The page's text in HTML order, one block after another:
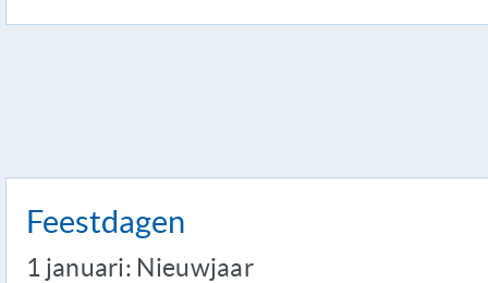
Feestdagen
1 januari: Nieuwjaar